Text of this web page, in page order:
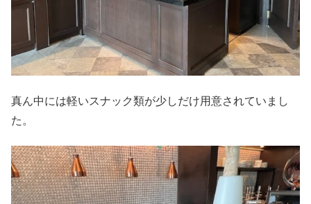
真ん中には軽いスナック類が少しだけ用意されていまし
た。